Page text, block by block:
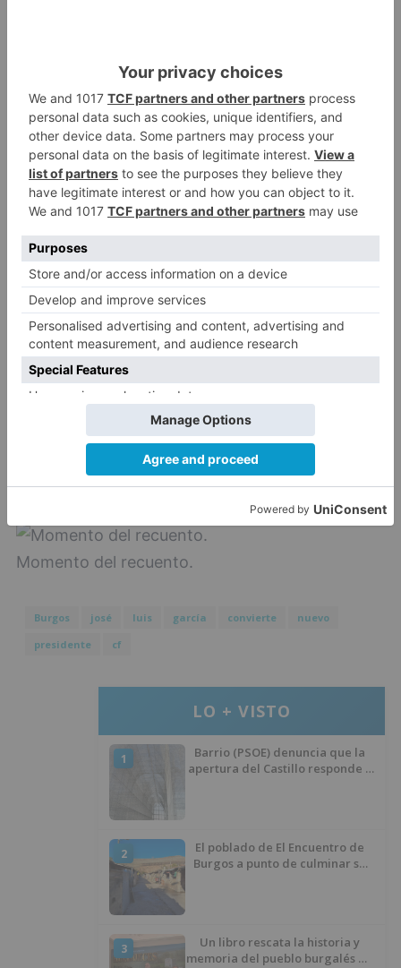
Por su parte, el portavoz de la candidatura
derrotada en los comicios, la de Angélica
Basurto, Félix Sancho, ha felicitado a la otra
candidatura y ha manifestado que se ponen a su
disposición. Sancho ha señalado que han hecho
una buena campaña, que han trabajado mucho
pero que si los socios han decidido que José
Luis García se proclame como nuevo presidente
del club será por algo y es que quizás "en algo
Momento del recuento.
Burgos josé luis garcía convierte
nuevo
presidente
cf
LO + VISTO
1
Barrio (PSOE) denuncia que la
apertura del Castillo responde a
2
El poblado de El Encuentro de
Burgos a punto de culminar su
3
Un libro rescata la historia y
memoria del pueblo burgalés de